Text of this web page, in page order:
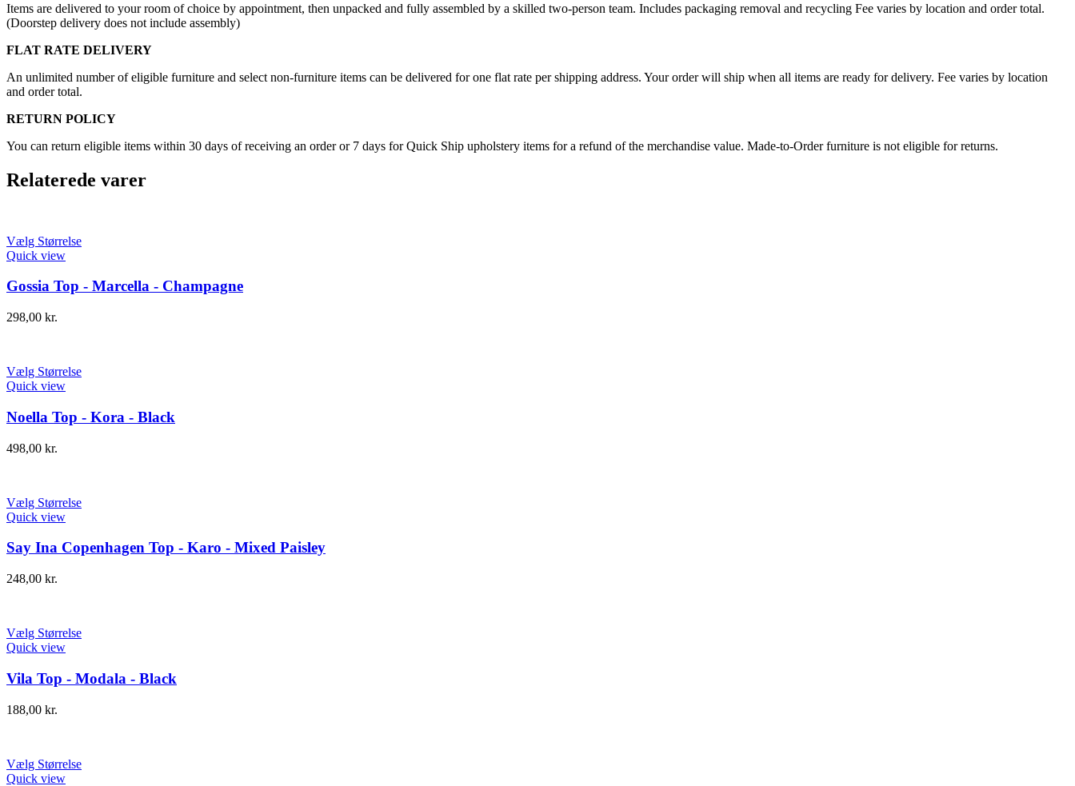
Items are delivered to your room of choice by appointment, then unpacked and fully assembled by a skilled two-person team. Includes packaging removal and recycling Fee varies by location and order total.
(Doorstep delivery does not include assembly)
FLAT RATE DELIVERY
An unlimited number of eligible furniture and select non-furniture items can be delivered for one flat rate per shipping address. Your order will ship when all items are ready for delivery. Fee varies by location
and order total.
RETURN POLICY
You can return eligible items within 30 days of receiving an order or 7 days for Quick Ship upholstery items for a refund of the merchandise value. Made-to-Order furniture is not eligible for returns.
Relaterede varer
Vælg Størrelse
Quick view
Gossia Top - Marcella - Champagne
298,00 kr.
Vælg Størrelse
Quick view
Noella Top - Kora - Black
498,00 kr.
Vælg Størrelse
Quick view
Say Ina Copenhagen Top - Karo - Mixed Paisley
248,00 kr.
Vælg Størrelse
Quick view
Vila Top - Modala - Black
188,00 kr.
Vælg Størrelse
Quick view